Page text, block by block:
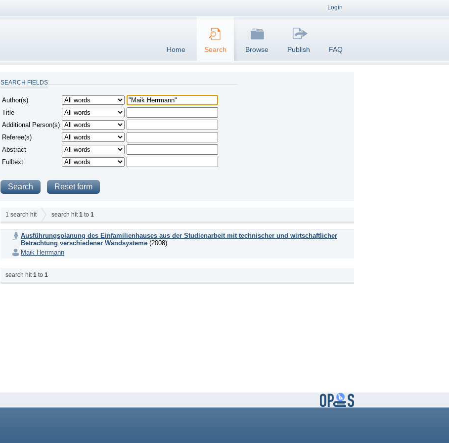
Login
Home Search Browse Publish FAQ
SEARCH FIELDS
Author(s)
Title
Additional Person(s)
Referee(s)
Abstract
Fulltext
1 search hit search hit 1 to 1
Ausführungsplanung des Einfamilienhauses aus der Studienarbeit mit technischer und wirtschaftlicher
Betrachtung verschiedener Wandsysteme (2008)
Maik Herrmann
search hit1 to 1